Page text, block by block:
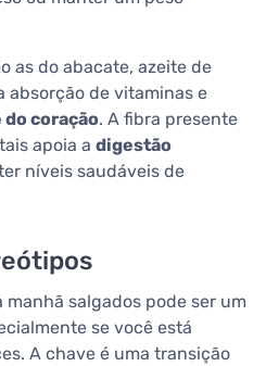
as do abacate, azeite de
absorção de vitaminas e
do coração. A fibra presente
apoia a digestão
níveis saudáveis de
salgados pode ser um
se você está
A chave é uma transição